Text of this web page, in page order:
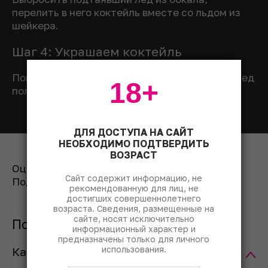
перелить в него коктейль вместе со льдом из
шейкера.
Шаг 4: Украшаем коктейль
Поместить веточку мяты в бокал, сверху на лед
положить дольку лайма.
Оценить рецепт:
Поделиться:
Популярные вопросы
Как правильно пить «Май тай»?
ДЛЯ ДОСТУПА НА САЙТ
НЕОБХОДИМО ПОДТВЕРДИТЬ
ВОЗРАСТ
Сайт содержит информацию, не
рекомендованную для лиц, не
достигших совершеннолетнего
возраста. Сведения, размещенные на
сайте, носят исключительно
информационный характер и
предназначены только для личного
использования.
18+